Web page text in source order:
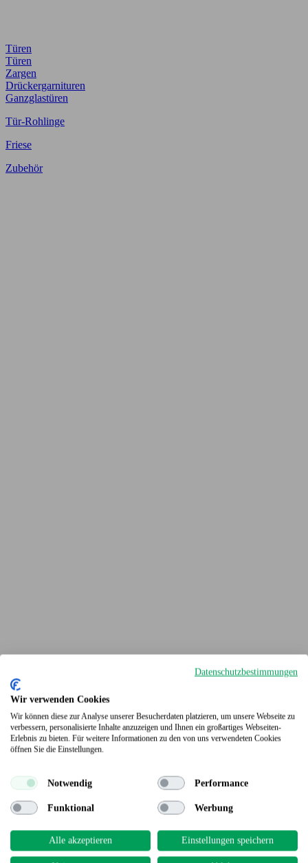
Türen
Türen
Zargen
Drückergarnituren
Ganzglastüren
Tür-Rohlinge
Friese
Zubehör
Terrassendielen
Datenschutzbestimmungen
Wir verwenden Cookies
Wir können diese zur Analyse unserer Besucherdaten platzieren, um unsere Webseite zu
verbessern, personalisierte Inhalte anzuzeigen und Ihnen ein großartiges Webseiten-
Erlebnis zu bieten. Für weitere Informationen zu den von uns verwendeten Cookies
öffnen Sie die Einstellungen.
Notwendig Performance
Funktional Werbung
Alle akzeptieren Einstellungen speichern